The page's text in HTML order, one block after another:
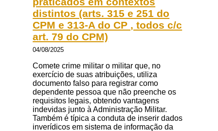
distintos (arts. 315 e 251 do
CPM e 313-A do CP , todos c/c
art. 79 do CPM)
04/08/2025
Comete crime militar o militar que, no
exercício de suas atribuições, utiliza
documento falso para registrar como
dependente pessoa que não preenche os
requisitos legais, obtendo vantagens
indevidas junto à Administração Militar.
Também é típica a conduta de inserir dados
inverídicos em sistema de informação da